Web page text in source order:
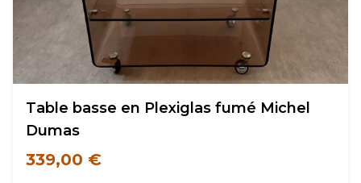
Table basse en Plexiglas fumé Michel
Dumas
339,00 €